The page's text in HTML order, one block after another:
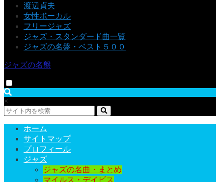
渡辺貞夫
女性ボーカル
フリージャズ
ジャズ・スタンダード曲一覧
ジャズの名盤・ベスト５００
ジャズの名盤
×
ホーム
サイトマップ
プロフィール
ジャズ
ジャズの名曲・まとめ
マイルス・デイビス